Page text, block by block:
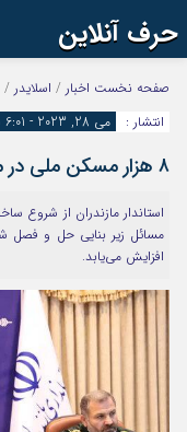
حرف آنلاین
اینستاگرام
آپارات
رمز عبور
مرا به خاطر بسپار
صفحه نخست اخبار / اسلایدر /
انتشار :
می 28, 2023 - 6:01 ب.ظ
۸ هزار مسکن ملی در مازندران ساخته می شود
افزایش می‌یابد.